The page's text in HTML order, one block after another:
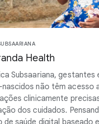
Health
Subsaariana, gestantes
não têm acesso
clinicamente
dos cuidados.
de saúde digital baseado